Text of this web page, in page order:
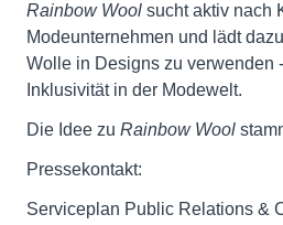
Rainbow Wool sucht aktiv nach
Modeunternehmen und lädt
Wolle in Designs zu verwenden
Inklusivität in der Modewelt.
Die Idee zu Rainbow Wool
Pressekontakt:
Serviceplan Public Relations &